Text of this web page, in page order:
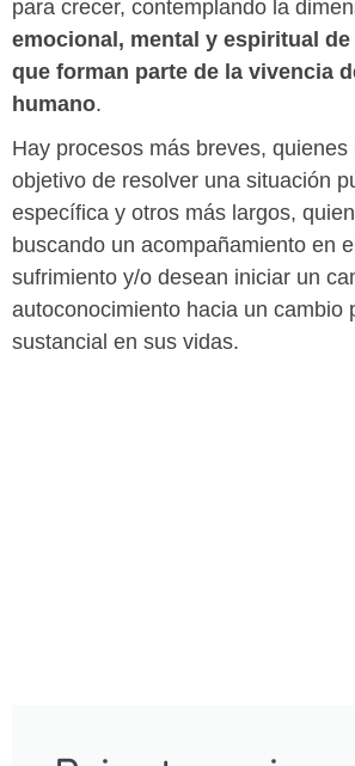
emocional, mental y espiritual
que forman parte de la vivencia
humano.
objetivo de resolver una situación
específica y otros más largos,
buscando un acompañamiento en
sufrimiento y/o desean iniciar un
autoconocimiento hacia un cambio
sustancial en sus vidas.
Psicoterapia